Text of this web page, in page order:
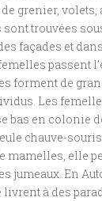
grenier, volets,
trouvées
façades et
passent
forment de
Les
bas en colonie
chauve-souris
mamelles, elle
jumeaux. En
à des